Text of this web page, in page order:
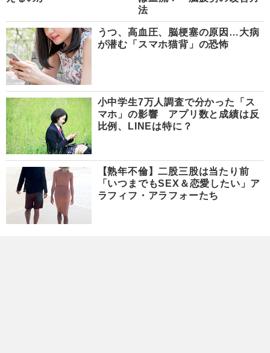
法
うつ、高血圧、脳梗塞の原因…大病
が潜む「スマホ猫背」の恐怖
小中学生7万人調査で分かった「ス
マホ」の影響 アプリ数と成績は反
比例、LINEは特に？
【熟年不倫】二股三股は当たり前
「いつまでもSEX＆恋愛したい」ア
ラフィフ・アラフォーたち